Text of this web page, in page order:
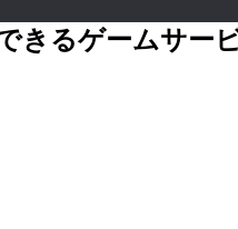
きるゲームサー